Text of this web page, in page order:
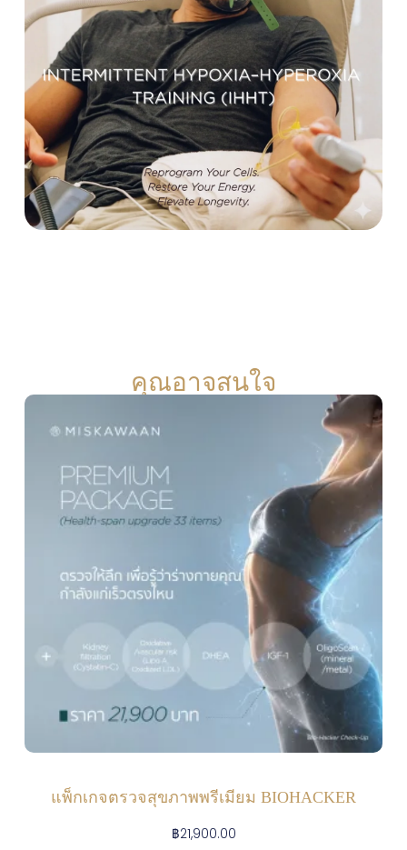
คุณอาจสนใจ
แพ็กเกจตรวจสุขภาพพรีเมียม BIOHACKER
฿21,900.00